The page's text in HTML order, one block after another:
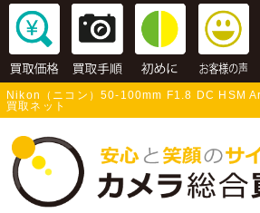
Nikon（ニコン）50-100mm F1.8 DC HSM
買取ネット